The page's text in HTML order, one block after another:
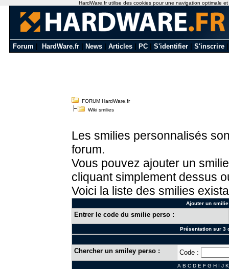
Forum HardWare.fr News Articles PC S'identifier S'inscrire
FORUM HardWare.fr
Wiki smilies
Les smilies personnalisés
forum.
Vous pouvez ajouter un
cliquant simplement dessus
Voici la liste des smilies
Ajouter un
Entrer le code du smilie perso :
Présentation sur 3
Chercher un smiley perso : Code :
A B C D E F G H I J K
HardWare.fr utilise des cookies pour une navigation optimale